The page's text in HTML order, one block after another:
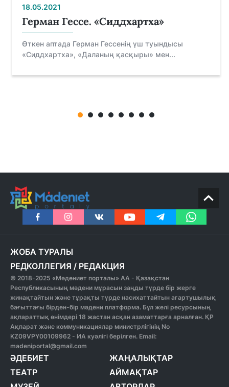
18.05.2021
Герман Гессе. «Сиддхартха»
Өткен аптада Герман Гессенің үш туындысы
«Сиддхартха», «Даланың қасқыры» мен...
ЖОБА ТУРАЛЫ
РЕДКОЛЛЕГИЯ / РЕДАКЦИЯ
© 2018-2025 «Мәдениет порталы» АА - Қазақстан
Республикасының мәдени мұрасын заңды түрде бір жерге
жинақтайтын және тұрақты түрде насихаттайтын ағартушылық
бағыттағы бірден-бір мәдени платформа. Бұл желі ресурсының
ақпараттық өнімдері 18 жастан асқан азаматтарға арналған. ҚР
Ақпарат және коммуникациялар министрлігінің No
KZ09VPY00109962 - ИА куәлігі берілген. Email:
madeniportal@gmail.com
ӘДЕБИЕТ
ТЕАТР
ЖАҢАЛЫҚТАР
АЙМАҚТАР